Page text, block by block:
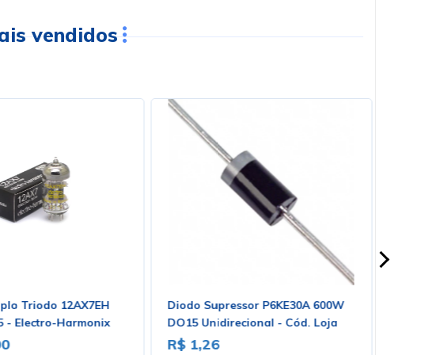
vendidos
Triodo 12AX7EH
- Electro-Harmonix
Diodo Supressor P6KE30A 600W
DO15 Unidirecional - Cód. Loja
4439 - LITTELFUSE
R$ 1,26